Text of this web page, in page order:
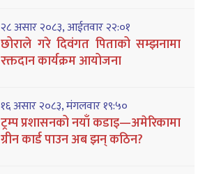
२८ असार २०८३, आईतवार २२:०१
छोराले गरे दिवंगत पिताको सम्झनामा
रक्तदान कार्यक्रम आयोजना
१६ असार २०८३, मंगलवार १९:५०
ट्रम्प प्रशासनको नयाँ कडाइ—अमेरिकामा
ग्रीन कार्ड पाउन अब झन् कठिन?